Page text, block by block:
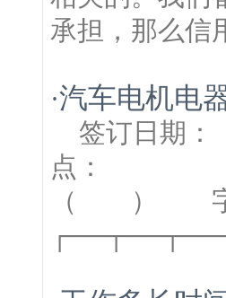
承担，那么信
·汽车电机电
签订
点
（ ）